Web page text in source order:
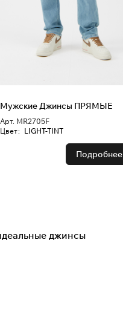
Мужские Джинсы ПРЯМЫЕ
Арт. MR2705F
Цвет: LIGHT-TINT
Подробнее
джинсы